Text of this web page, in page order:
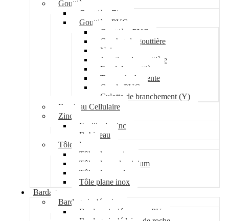
Gouttière
Gouttière Zinc
Gouttière PVC
Gouttière PVC
Crochet de gouttière
Naissance
Jonction de gouttière
Fond de gouttière
Tuyau de descente
Coude PVC
Culotte de branchement (Y)
Bandeau Cellulaire
Zinc
Feuille de zinc
Bobineau
Tôle plane
Tôle plane acier
Tôle plane aluminium
Tôle plane galva
Tôle plane inox
Bardage
Bardage isolé acier
Bardage isolé mousse PU